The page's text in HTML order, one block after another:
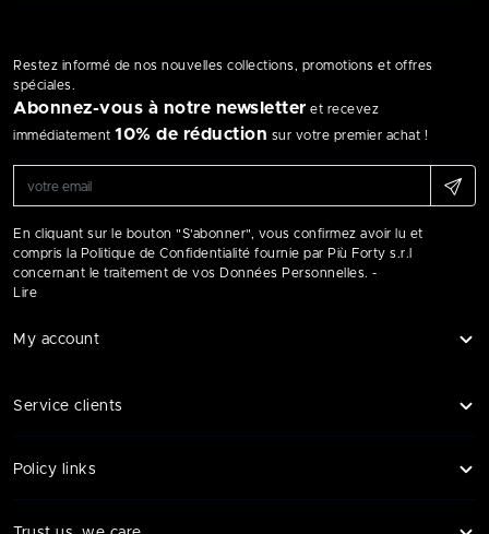
Restez informé de nos nouvelles collections, promotions et offres
spéciales.
Abonnez-vous à notre newsletter et recevez
immédiatement 10% de réduction sur votre premier achat !
En cliquant sur le bouton "S'abonner", vous confirmez avoir lu et
compris la Politique de Confidentialité fournie par Più Forty s.r.l
concernant le traitement de vos Données Personnelles. -
Lire
My account
Service clients
Policy links